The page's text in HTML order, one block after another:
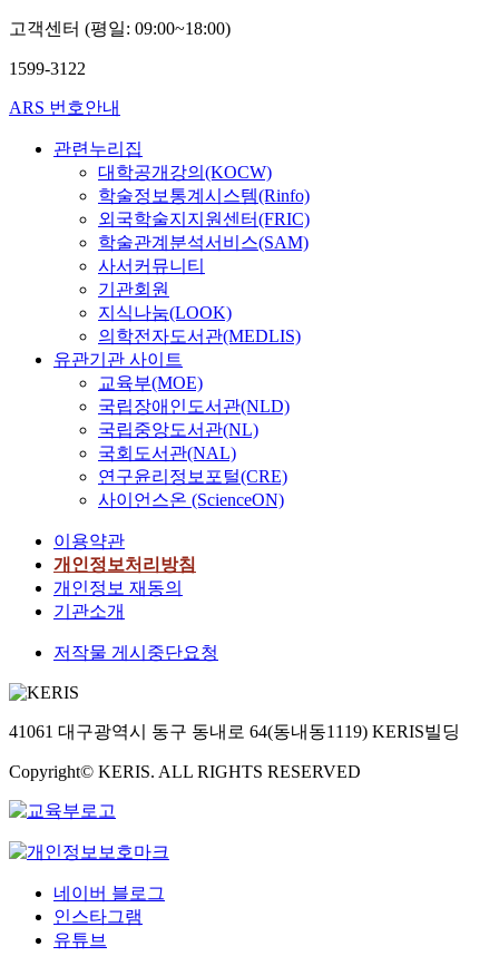
고객센터 (평일: 09:00~18:00)
1599-3122
ARS 번호안내
관련누리집
대학공개강의(KOCW)
학술정보통계시스템(Rinfo)
외국학술지지원센터(FRIC)
학술관계분석서비스(SAM)
사서커뮤니티
기관회원
지식나눔(LOOK)
의학전자도서관(MEDLIS)
유관기관 사이트
교육부(MOE)
국립장애인도서관(NLD)
국립중앙도서관(NL)
국회도서관(NAL)
연구윤리정보포털(CRE)
사이언스온 (ScienceON)
이용약관
개인정보처리방침
개인정보 재동의
기관소개
저작물 게시중단요청
41061 대구광역시 동구 동내로 64(동내동1119) KERIS빌딩
Copyright© KERIS. ALL RIGHTS RESERVED
네이버 블로그
인스타그램
유튜브